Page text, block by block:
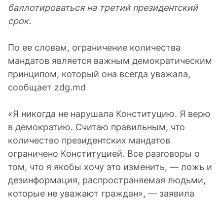
баллотироваться на третий президентский
срок.
По ее словам, ограничение количества
мандатов является важным демократическим
принципом, который она всегда уважала,
сообщает zdg.md
«Я никогда не нарушала Конституцию. Я верю
в демократию. Считаю правильным, что
количество президентских мандатов
ограничено Конституцией. Все разговоры о
том, что я якобы хочу это изменить, — ложь и
дезинформация, распространяемая людьми,
которые не уважают граждан», — заявила